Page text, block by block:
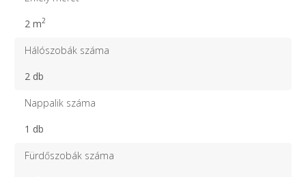
2 m2
Hálószobák száma
2 db
Nappalik száma
1 db
Fürdőszobák száma